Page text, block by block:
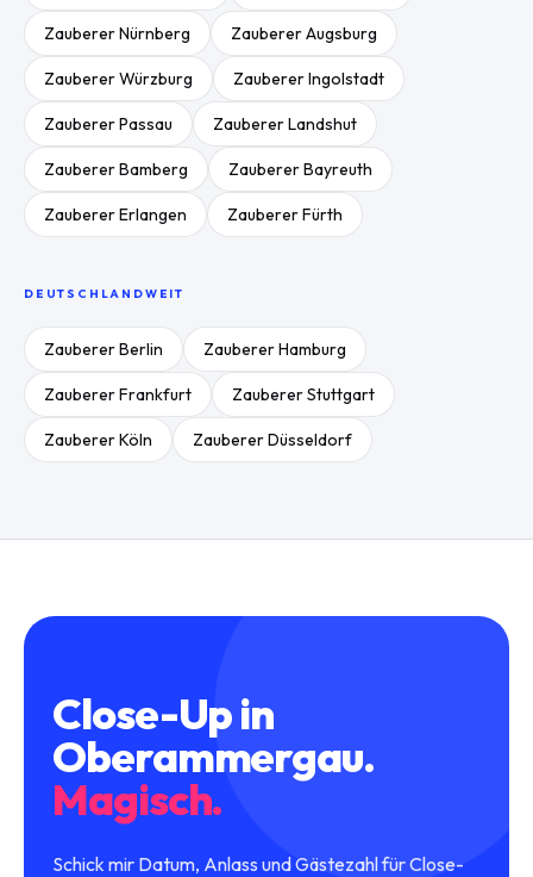
ZaubererNürnberg ZaubererAugsburg
ZaubererWürzburg ZaubererIngolstadt
ZaubererPassau ZaubererLandshut
ZaubererBamberg ZaubererBayreuth
ZaubererErlangen ZaubererFürth
DEUTSCHLANDWEIT
ZaubererBerlin ZaubererHamburg
ZaubererFrankfurt ZaubererStuttgart
ZaubererKöln ZaubererDüsseldorf
Close-Upin
Oberammergau.
Magisch.
Schick mir Datum, Anlass und Gästezahl für Close-